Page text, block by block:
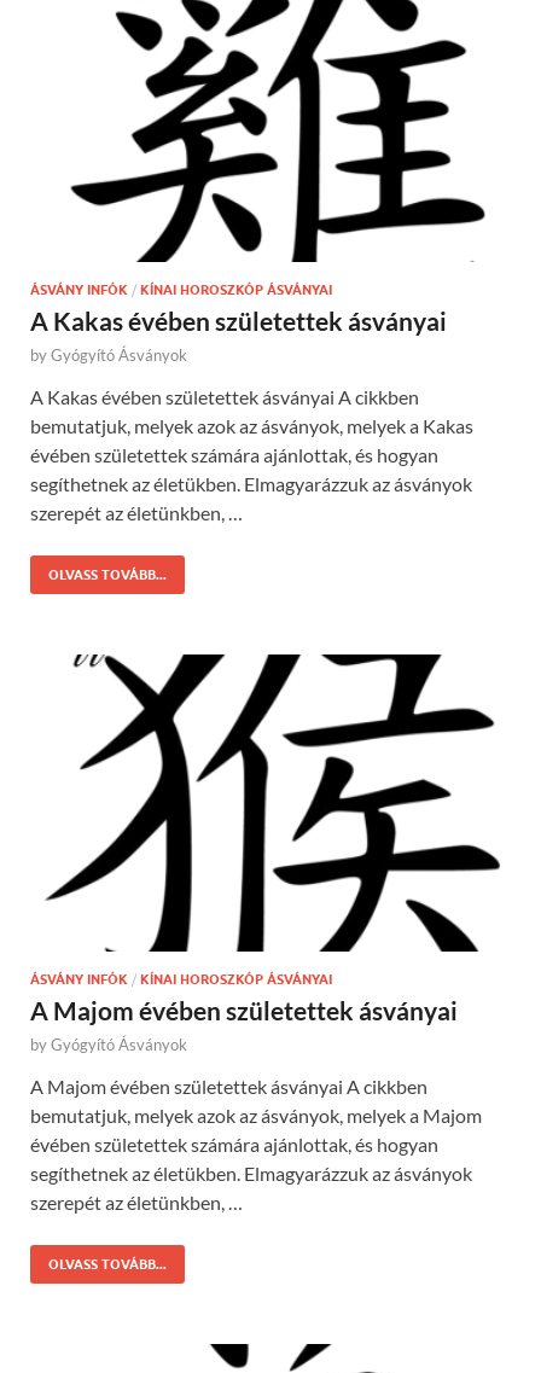
ÁSVÁNY INFÓK / KÍNAI HOROSZKÓP ÁSVÁNYAI
A Kakas évében születettek ásványai
byGyógyító Ásványok
A Kakas évében születettek ásványai A cikkben
bemutatjuk, melyek azok az ásványok, melyek a Kakas
évében születettek számára ajánlottak, és hogyan
segíthetnek az életükben. Elmagyarázzuk az ásványok
szerepét az életünkben, …
OLVASS TOVÁBB...
ÁSVÁNY INFÓK / KÍNAI HOROSZKÓP ÁSVÁNYAI
A Majom évében születettek ásványai
byGyógyító Ásványok
A Majom évében születettek ásványai A cikkben
bemutatjuk, melyek azok az ásványok, melyek a Majom
évében születettek számára ajánlottak, és hogyan
segíthetnek az életükben. Elmagyarázzuk az ásványok
szerepét az életünkben, …
OLVASS TOVÁBB...